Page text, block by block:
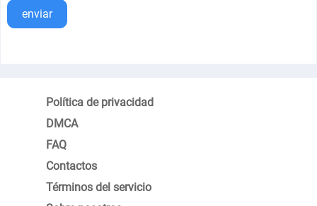
enviar
Política de privacidad
DMCA
FAQ
Contactos
Términos del servicio